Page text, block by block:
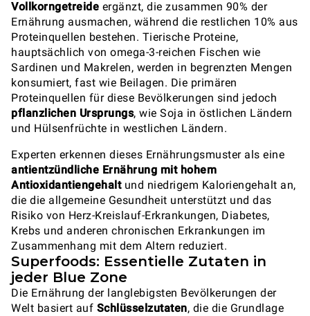
Vollkorngetreide ergänzt, die zusammen 90% der
Ernährung ausmachen, während die restlichen 10% aus
Proteinquellen bestehen. Tierische Proteine,
hauptsächlich von omega-3-reichen Fischen wie
Sardinen und Makrelen, werden in begrenzten Mengen
konsumiert, fast wie Beilagen. Die primären
Proteinquellen für diese Bevölkerungen sind jedoch
pflanzlichen Ursprungs, wie Soja in östlichen Ländern
und Hülsenfrüchte in westlichen Ländern.
Experten erkennen dieses Ernährungsmuster als eine
antientzündliche Ernährung mit hohem
Antioxidantiengehaltund niedrigem Kaloriengehalt an,
die die allgemeine Gesundheit unterstützt und das
Risiko von Herz-Kreislauf-Erkrankungen, Diabetes,
Krebs und anderen chronischen Erkrankungen im
Zusammenhang mit dem Altern reduziert.
Superfoods: Essentielle Zutaten in
jeder Blue Zone
Die Ernährung der langlebigsten Bevölkerungen der
Welt basiert auf Schlüsselzutaten, die die Grundlage